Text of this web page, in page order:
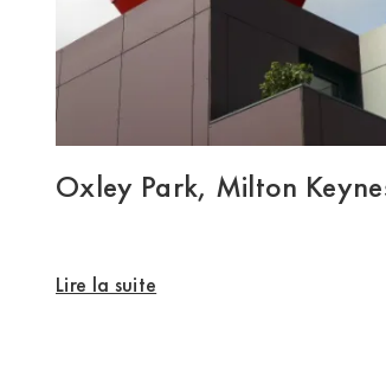
Oxley Park, Milton
Lire la suite